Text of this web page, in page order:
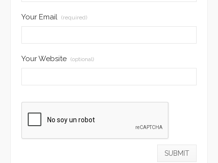
Your Email (required)
Your Website (optional)